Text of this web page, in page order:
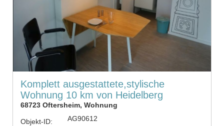
Komplett ausgestattete,stylische
Wohnung 10 km von Heidelberg
68723 Oftersheim, Wohnung
Objekt-ID:
AG90612